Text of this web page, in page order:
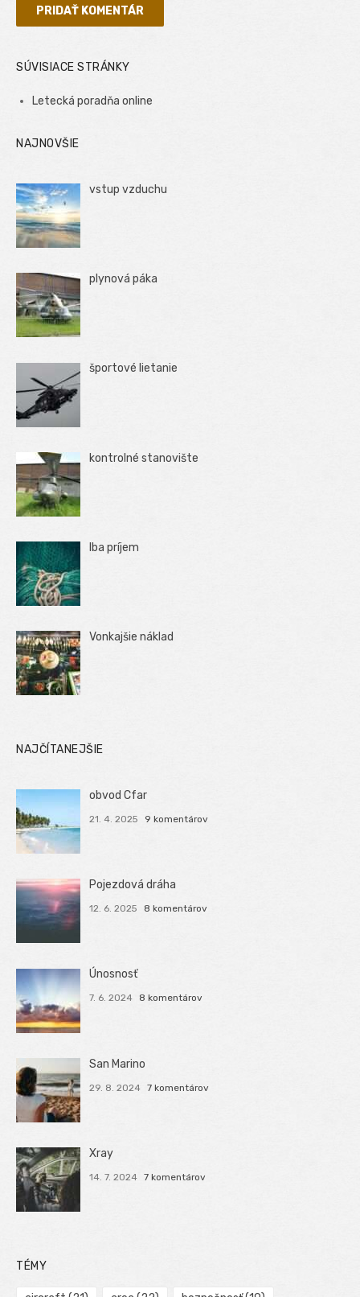
SÚVISIACE STRÁNKY
Letecká poradňa online
NAJNOVŠIE
vstup vzduchu
plynová páka
športové lietanie
kontrolné stanovište
Iba príjem
Vonkajšie náklad
NAJČÍTANEJŠIE
obvod Cfar
21. 4. 2025 9 komentárov
Pojezdová dráha
12. 6. 2025 8 komentárov
Únosnosť
7. 6. 2024 8 komentárov
San Marino
29. 8. 2024 7 komentárov
Xray
14. 7. 2024 7 komentárov
TÉMY